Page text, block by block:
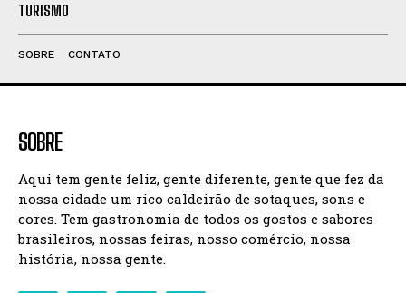
TURISMO
SOBRE CONTATO
SOBRE
Aqui tem gente feliz, gente diferente, gente que fez da
nossa cidade um rico caldeirão de sotaques, sons e
cores. Tem gastronomia de todos os gostos e sabores
brasileiros, nossas feiras, nosso comércio, nossa
história, nossa gente.